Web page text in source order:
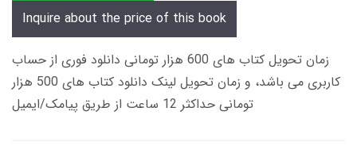
Inquire about the price of this book
زمان تحویل کتاب های 600 هزار تومانی دانلود فوری از حساب
کاربری می باشد، و زمان تحویل لینک دانلود کتاب های 500 هزار
تومانی حداکثر 12 ساعت از طریق پیامک/ایمیل